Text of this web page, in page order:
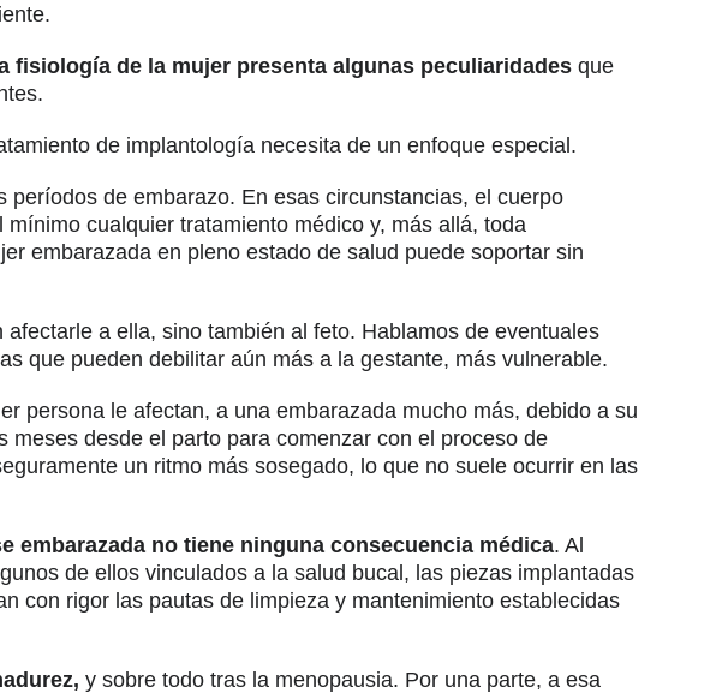
fisiología de la mujer presenta algunas peculiaridades que
de implantología necesita de un enfoque especial.
períodos de embarazo. En esas circunstancias, el cuerpo
cualquier tratamiento médico y, más allá, toda
embarazada en pleno estado de salud puede soportar sin
a ella, sino también al feto. Hablamos de eventuales
que pueden debilitar aún más a la gestante, más vulnerable.
persona le afectan, a una embarazada mucho más, debido a su
desde el parto para comenzar con el proceso de
un ritmo más sosegado, lo que no suele ocurrir en las
embarazada no tiene ninguna consecuencia médica. Al
de ellos vinculados a la salud bucal, las piezas implantadas
con rigor las pautas de limpieza y mantenimiento establecidas
y sobre todo tras la menopausia. Por una parte, a esa